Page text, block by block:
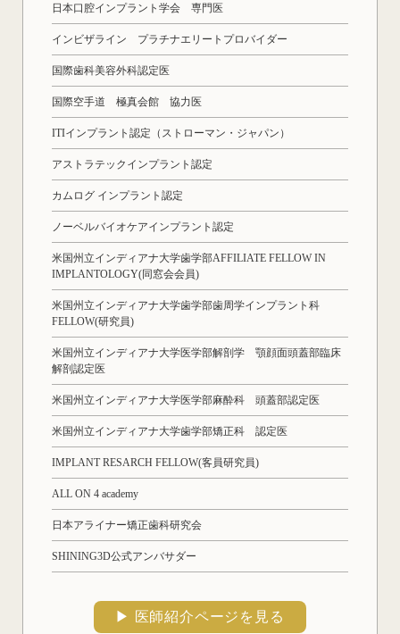
日本口腔インプラント学会 専門医
インビザライン プラチナエリートプロバイダー
国際歯科美容外科認定医
国際空手道 極真会館 協力医
ITIインプラント認定（ストローマン・ジャパン）
アストラテックインプラント認定
カムログ インプラント認定
ノーベルバイオケアインプラント認定
米国州立インディアナ大学歯学部AFFILIATE FELLOW IN
IMPLANTOLOGY(同窓会会員)
米国州立インディアナ大学歯学部歯周学インプラント科
FELLOW(研究員)
米国州立インディアナ大学医学部解剖学 顎顔面頭蓋部臨床
解剖認定医
米国州立インディアナ大学医学部麻酔科 頭蓋部認定医
米国州立インディアナ大学歯学部矯正科 認定医
IMPLANT RESARCH FELLOW(客員研究員)
ALL ON 4 academy
日本アライナー矯正歯科研究会
SHINING3D公式アンバサダー
▶︎ 医師紹介ページを見る